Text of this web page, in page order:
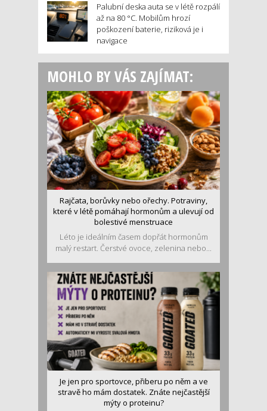
Palubní deska auta se v létě rozpálí
až na 80 °C. Mobilům hrozí
poškození baterie, riziková je i
navigace
MOHLO BY VÁS ZAJÍMAT:
Rajčata, borůvky nebo ořechy. Potraviny,
které v létě pomáhají hormonům a ulevují od
bolestivé menstruace
Léto je ideálním časem dopřát hormonům
malý restart. Čerstvé ovoce, zelenina nebo...
Je jen pro sportovce, přiberu po něm a ve
stravě ho mám dostatek. Znáte nejčastější
mýty o proteinu?